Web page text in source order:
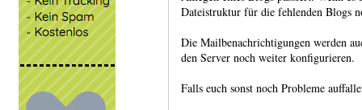
Dateistruktur für die fehlenden Blogs
Die Mailbenachrichtigungen werden
den Server noch weiter konfigurieren.
Falls euch sonst noch Probleme